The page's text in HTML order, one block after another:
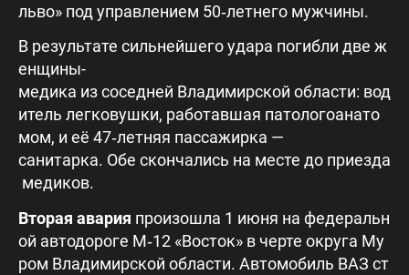
льво» под управлением 50‑летнего мужчины.
В результате сильнейшего удара погибли две ж
енщины-
медика из соседней Владимирской области: вод
итель легковушки, работавшая патологоанато
мом, и её 47‑летняя пассажирка —
санитарка. Обе скончались на месте до приезда
медиков.
Вторая авария произошла 1 июня на федеральн
ой автодороге М‑12 «Восток» в черте округа Му
ром Владимирской области. Автомобиль ВАЗ ст